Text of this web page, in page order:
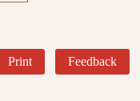
Print Feedback